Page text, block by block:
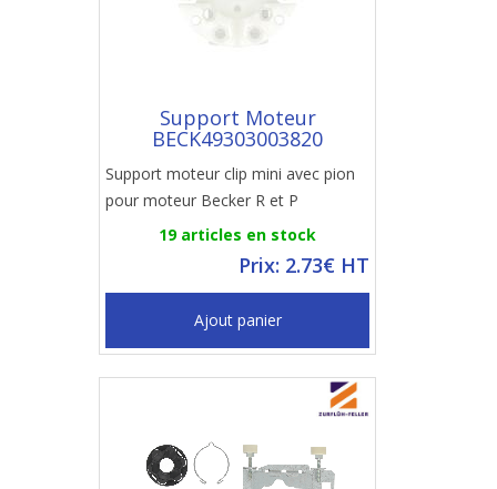
Support Moteur
BECK49303003820
Support moteur clip mini avec pion
pour moteur Becker R et P
19 articles en stock
Prix: 2.73€ HT
Ajout panier